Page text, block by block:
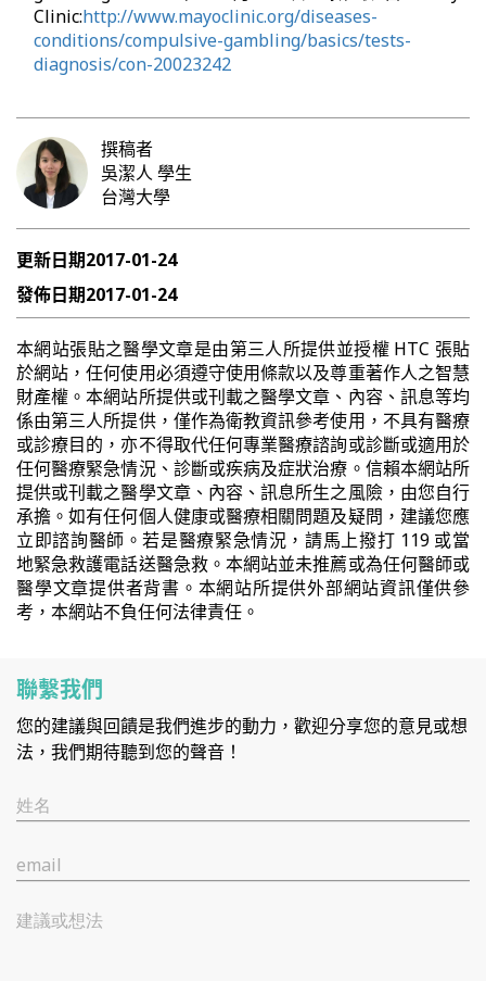
Clinic:http://www.mayoclinic.org/diseases-
conditions/compulsive-gambling/basics/tests-
diagnosis/con-20023242
撰稿者
吳潔人 學生
台灣大學
更新日期2017-01-24
發佈日期2017-01-24
本網站張貼之醫學文章是由第三人所提供並授權 HTC 張貼
於網站，任何使用必須遵守使用條款以及尊重著作人之智慧
財產權。本網站所提供或刊載之醫學文章、內容、訊息等均
係由第三人所提供，僅作為衛教資訊參考使用，不具有醫療
或診療目的，亦不得取代任何專業醫療諮詢或診斷或適用於
任何醫療緊急情況、診斷或疾病及症狀治療。信賴本網站所
提供或刊載之醫學文章、內容、訊息所生之風險，由您自行
承擔。如有任何個人健康或醫療相關問題及疑問，建議您應
立即諮詢醫師。若是醫療緊急情況，請馬上撥打 119 或當
地緊急救護電話送醫急救。本網站並未推薦或為任何醫師或
醫學文章提供者背書。本網站所提供外部網站資訊僅供參
考，本網站不負任何法律責任。
聯繫我們
您的建議與回饋是我們進步的動力，歡迎分享您的意見或想
法，我們期待聽到您的聲音！
姓名
email
建議或想法